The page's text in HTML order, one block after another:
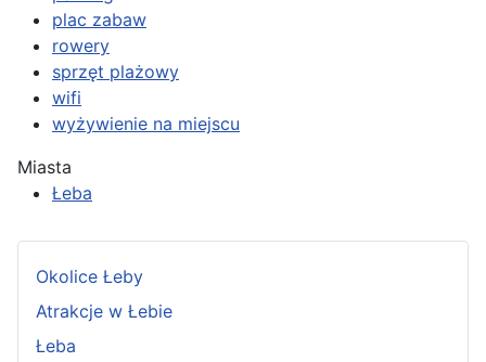
plac zabaw
rowery
sprzęt plażowy
wifi
wyżywienie na miejscu
Miasta
Łeba
Okolice Łeby
Atrakcje w Łebie
Łeba